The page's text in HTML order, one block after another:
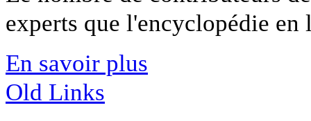
experts que l'encyclopédie
En savoir plus
Old Links